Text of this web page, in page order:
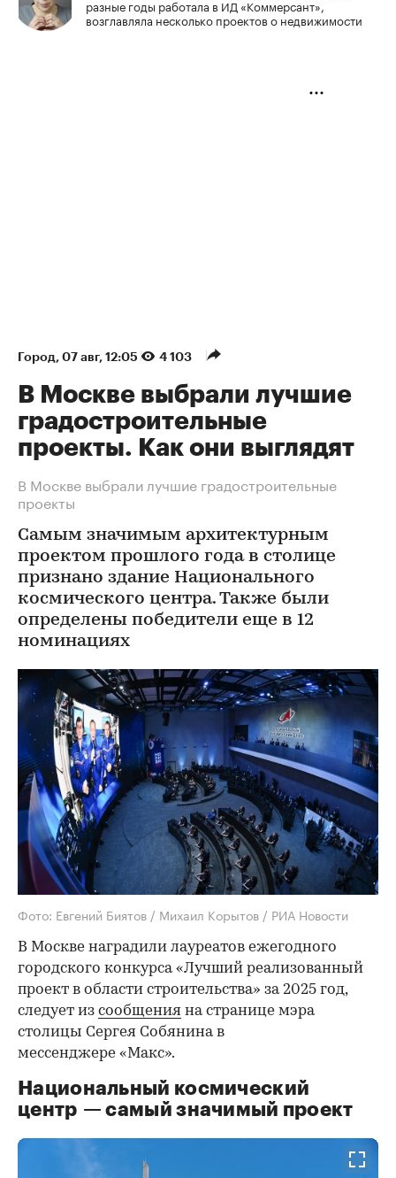
разные годы работала в ИД «Коммерсант»,
возглавляла несколько проектов о недвижимости
Город⁠, 07 авг, 12:05 4 103
В Москве выбрали лучшие
градостроительные
проекты. Как они выглядят
В Москве выбрали лучшие градостроительные
проекты
Самым значимым архитектурным
проектом прошлого года в столице
признано здание Национального
космического центра. Также были
определены победители еще в 12
номинациях
Фото: Евгений Биятов / Михаил Корытов / РИА Новости
В Москве наградили лауреатов ежегодного
городского конкурса «Лучший реализованный
проект в области строительства» за 2025 год,
следует из сообщения на странице мэра
столицы Сергея Собянина в
мессенджере «Макс».
Национальный космический
центр — самый значимый проект